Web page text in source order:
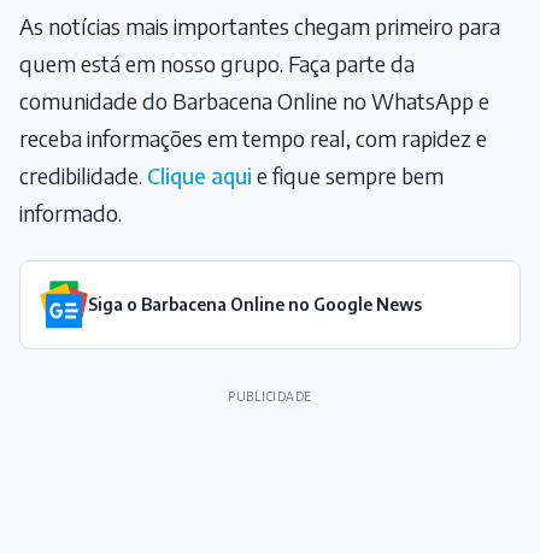
As notícias mais importantes chegam primeiro para
quem está em nosso grupo. Faça parte da
comunidade do Barbacena Online no WhatsApp e
receba informações em tempo real, com rapidez e
credibilidade. Clique aqui e fique sempre bem
informado.
Siga o Barbacena Online no Google News
PUBLICIDADE